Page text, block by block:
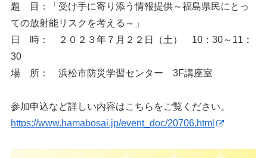
題 目：「受け手に寄り添う情報提供～福島県民にとっ
ての放射能リスクを考える～」
日 時： ２０２３年７月２２日（土） 10：30～11：
30
場 所： 浜松市防災学習センター 3F講座室
参加申込など詳しい内容はこちらをご覧ください。
https://www.hamabosai.jp/event_doc/20706.html